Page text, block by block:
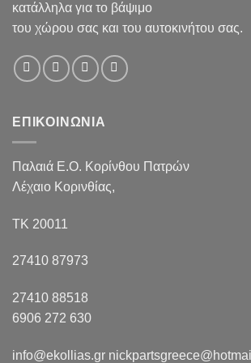
κατάλληλα για το βάψιμο
του χώρου σας και του αυτοκινήτου σας.
ΕΠΙΚΟΙΝΩΝΙΑ
Παλαιά Ε.Ο. Κορίνθου Πατρών
Λέχαιο Κορινθίας,
ΤΚ 20011
27410 87973
27410 88518
6906 272 630
info@ekollias.gr